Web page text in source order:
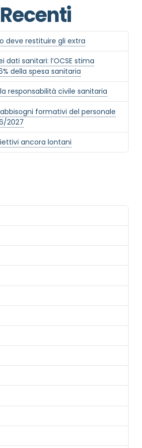
deve restituire gli extra
dati sanitari: l’OCSE stima
della spesa sanitaria
responsabilità civile sanitaria
formativi del personale
2027
ancora lontani